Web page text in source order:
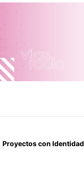
DE ARICA
Proyectos con Identidad